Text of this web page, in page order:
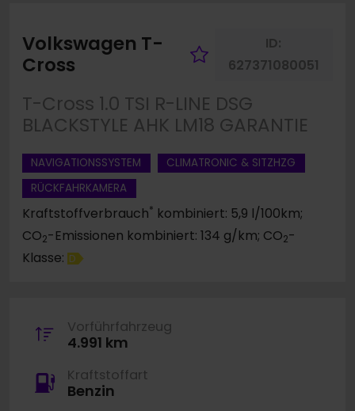
Volkswagen T-
Cross
Fahrzeug
ID:
627371080051
T-Cross 1.0 TSI R-LINE DSG
BLACKSTYLE AHK LM18 GARANTIE
NAVIGATIONSSYSTEM
CLIMATRONIC & SITZHZG
RÜCKFAHRKAMERA
Kraftstoffverbrauch* kombiniert: 5,9 l/100km;
CO2-Emissionen kombiniert: 134 g/km; CO2-
Klasse: D
Vorführfahrzeug
4.991 km
Kraftstoffart
Benzin